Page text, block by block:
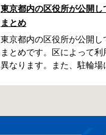
くらい？なんて疑問が浮
前に確認していざという時
代田区 / 新宿区 / 品川区 /
/ 北区 / 墨田区 / 渋谷区 / 葛
された場合 猿楽町保管場
の地図が置いてあります
線、都営新宿・三田線神保
東京都内の区役所が公開
まとめ
東京都内の区役所が公開
まとめです。区によって
異なります。また、駐輪
の自転車駐輪場 利用方法
申請期間内に利用登録申請